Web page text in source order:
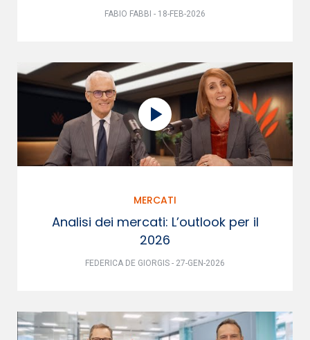
FABIO FABBI - 18-FEB-2026
MERCATI
Analisi dei mercati: L’outlook per il
2026
FEDERICA DE GIORGIS - 27-GEN-2026